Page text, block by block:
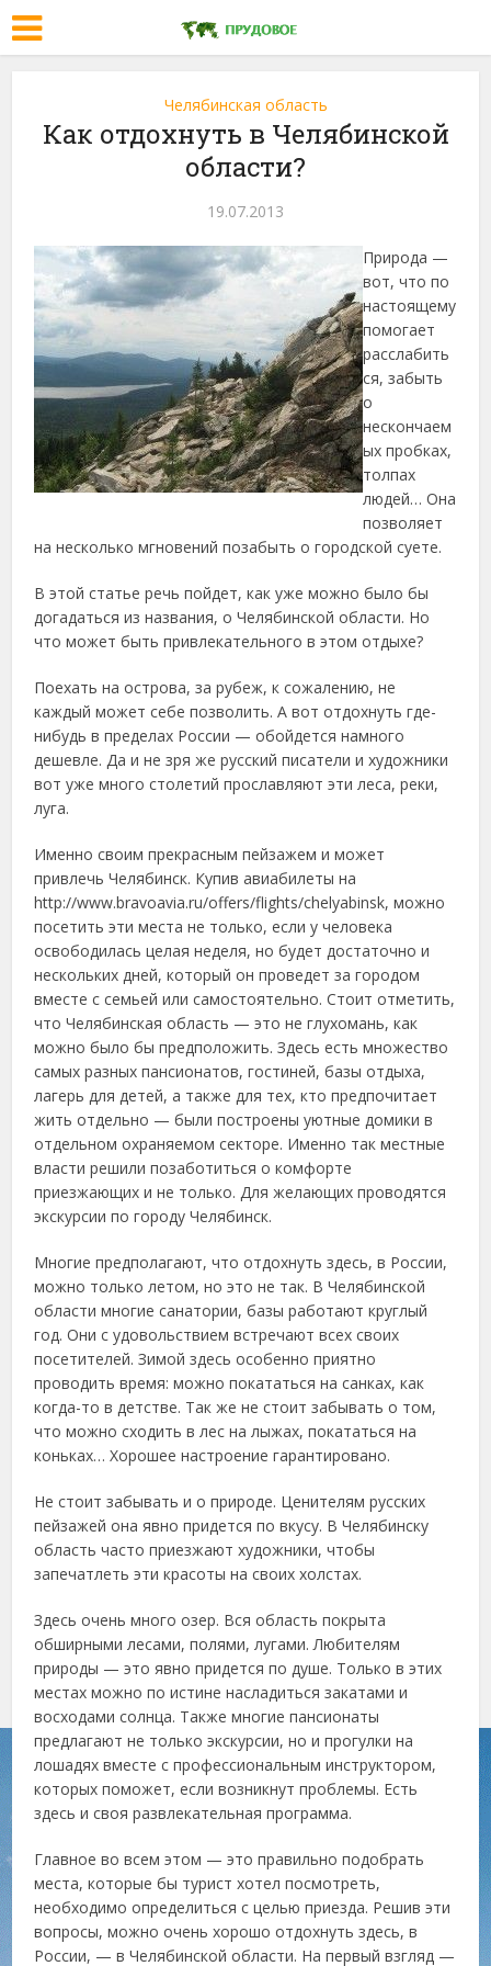
Челябинская область
Как отдохнуть в Челябинской
области?
19.07.2013
Природа —
вот, что по
настоящему
помогает
расслабить
ся, забыть
о
нескончаем
ых пробках,
толпах
людей… Она
позволяет
на несколько мгновений позабыть огородской суете.
В этой статье речь пойдет, как уже можно было бы
догадаться из названия, о Челябинской области. Но
что может быть привлекательного в этом отдыхе?
Поехать на острова, за рубеж, к сожалению, не
каждый может себе позволить. А вот отдохнуть где-
нибудь в пределах России — обойдется намного
дешевле. Да и не зря же русский писатели и художники
вот уже много столетий прославляют эти леса, реки,
луга.
Именно своим прекрасным пейзажем и может
привлечь Челябинск. Купив авиабилеты на
http://www.bravoavia.ru/offers/flights/chelyabinsk, можно
посетить эти места не только, если у человека
освободилась целая неделя, но будет достаточно и
нескольких дней, который он проведет за городом
вместе с семьей или самостоятельно. Стоит отметить,
что Челябинская область — это не глухомань, как
можно было бы предположить. Здесь есть множество
самых разных пансионатов, гостиней, базы отдыха,
лагерь для детей, а также для тех, кто предпочитает
жить отдельно — были построены уютные домики в
отдельном охраняемом секторе. Именно так местные
власти решили позаботиться о комфорте
приезжающих и не только. Для желающих проводятся
экскурсии по городу Челябинск.
Многие предполагают, что отдохнуть здесь, в России,
можно только летом, но это не так. В Челябинской
области многие санатории, базы работают круглый
год. Они с удовольствием встречают всех своих
посетителей. Зимой здесь особенно приятно
проводить время: можно покататься на санках, как
когда-то в детстве. Так же не стоит забывать о том,
что можно сходить в лес на лыжах, покататься на
коньках… Хорошее настроение гарантировано.
Не стоит забывать и о природе. Ценителям русских
пейзажей она явно придется по вкусу. В Челябинску
область часто приезжают художники, чтобы
запечатлеть эти красоты на своих холстах.
Здесь очень много озер. Вся область покрыта
обширными лесами, полями, лугами. Любителям
природы — это явно придется по душе. Только в этих
местах можно по истине насладиться закатами и
восходами солнца. Также многие пансионаты
предлагают не только экскурсии, но и прогулки на
лошадях вместе с профессиональным инструктором,
которых поможет, если возникнут проблемы. Есть
здесь и своя развлекательная программа.
Главное во всем этом — это правильно подобрать
места, которые бы турист хотел посмотреть,
необходимо определиться с целью приезда. Решив эти
вопросы, можно очень хорошо отдохнуть здесь, в
России, — в Челябинской области. На первый взгляд —